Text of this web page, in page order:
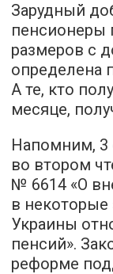
Зарудный
пенсионеры
размеров с
определена
А те, кто
месяце,
Напомним, 3
во втором
№ 6614 «О
в некоторые
Украины
пенсий».
реформе